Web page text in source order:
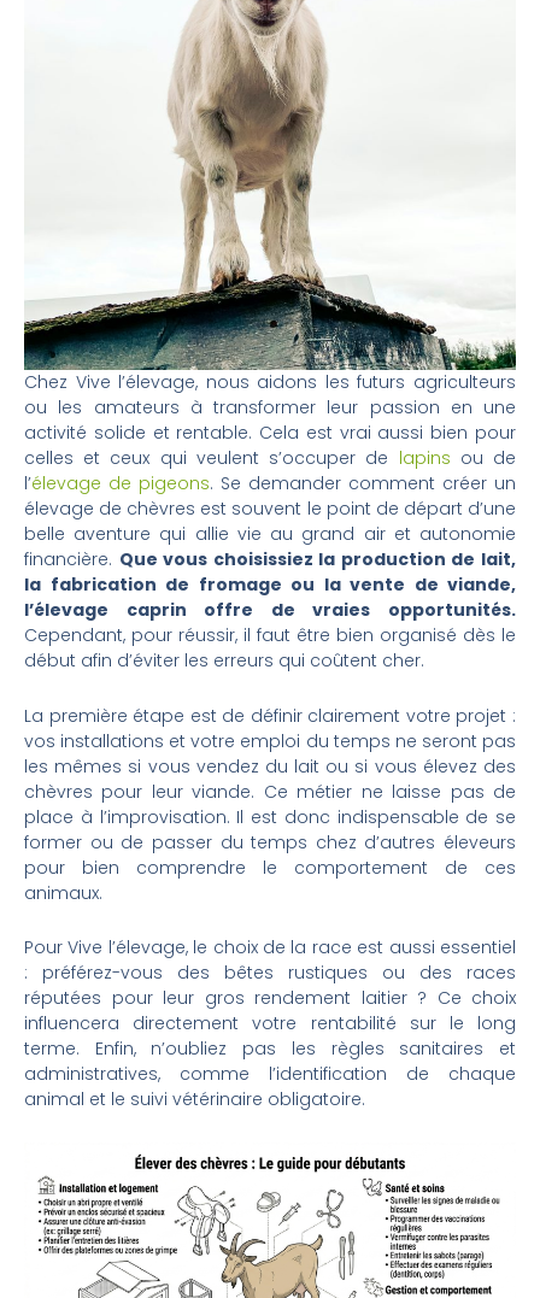
Chez Vive l’élevage, nous aidons les futurs agriculteurs
ou les amateurs à transformer leur passion en une
activité solide et rentable. Cela est vrai aussi bien pour
celles et ceux qui veulent s’occuper de lapins ou de
l’élevage de pigeons. Se demander comment créer un
élevage de chèvres est souvent le point de départ d’une
belle aventure qui allie vie au grand air et autonomie
financière. Que vous choisissiez la production de lait,
la fabrication de fromage ou la vente de viande,
l’élevage caprin offre de vraies opportunités.
Cependant, pour réussir, il faut être bien organisé dès le
début afin d’éviter les erreurs qui coûtent cher.
La première étape est de définir clairement votre projet :
vos installations et votre emploi du temps ne seront pas
les mêmes si vous vendez du lait ou si vous élevez des
chèvres pour leur viande. Ce métier ne laisse pas de
place à l’improvisation. Il est donc indispensable de se
former ou de passer du temps chez d’autres éleveurs
pour bien comprendre le comportement de ces
animaux.
Pour Vive l’élevage, le choix de la race est aussi essentiel
: préférez-vous des bêtes rustiques ou des races
réputées pour leur gros rendement laitier ? Ce choix
influencera directement votre rentabilité sur le long
terme. Enfin, n’oubliez pas les règles sanitaires et
administratives, comme l’identification de chaque
animal et le suivi vétérinaire obligatoire.